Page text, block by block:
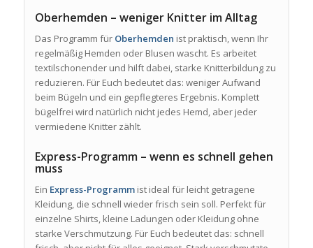
Oberhemden – weniger Knitter im Alltag
Das Programm für Oberhemden ist praktisch, wenn Ihr
regelmäßig Hemden oder Blusen wascht. Es arbeitet
textilschonender und hilft dabei, starke Knitterbildung zu
reduzieren. Für Euch bedeutet das: weniger Aufwand
beim Bügeln und ein gepflegteres Ergebnis. Komplett
bügelfrei wird natürlich nicht jedes Hemd, aber jeder
vermiedene Knitter zählt.
Express-Programm – wenn es schnell gehen
muss
Ein Express-Programmist ideal für leicht getragene
Kleidung, die schnell wieder frisch sein soll. Perfekt für
einzelne Shirts, kleine Ladungen oder Kleidung ohne
starke Verschmutzung. Für Euch bedeutet das: schnell